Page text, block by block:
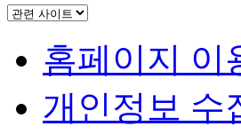
홈페이지 이
개인정보 수